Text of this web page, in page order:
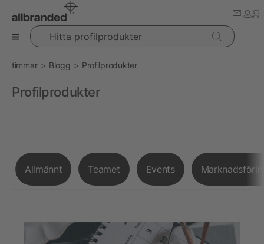
Hitta profilprodukter
timmar Blogg Profilprodukter
Profilprodukter
Allmännt Teamet Events